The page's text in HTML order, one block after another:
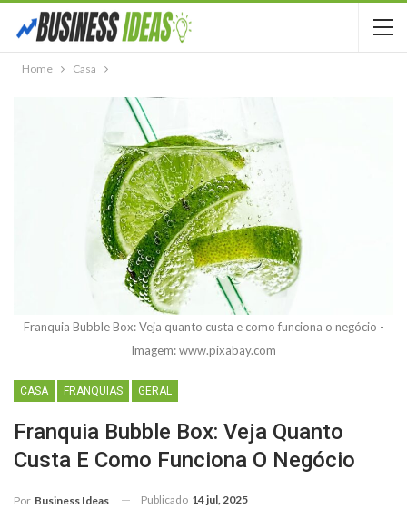
Home Casa
Franquia Bubble Box: Veja quanto custa e como funciona o negócio -
Imagem: www.pixabay.com
CASA FRANQUIAS GERAL
Franquia Bubble Box: Veja Quanto
Custa E Como Funciona O Negócio
Por Business Ideas Publicado 14 jul, 2025